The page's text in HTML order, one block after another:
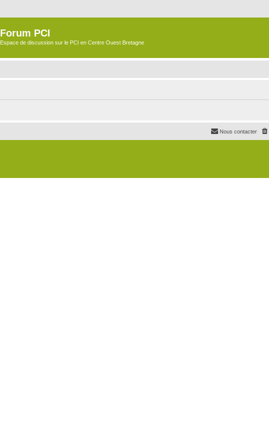
Forum PCI
Espace de discussion sur le PCI en Centre Ouest Bretagne
Nous contacter